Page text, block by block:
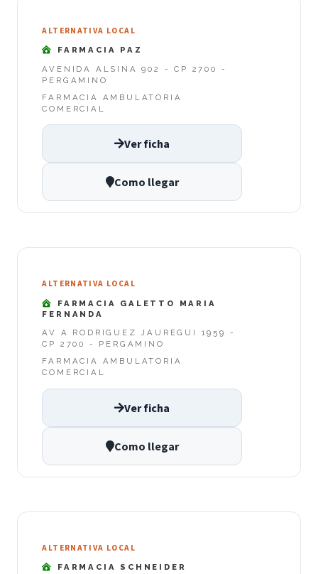
ALTERNATIVA LOCAL
FARMACIA PAZ
AVENIDA ALSINA 902 - CP 2700 -
PERGAMINO
FARMACIA AMBULATORIA
COMERCIAL
Ver ficha
Como llegar
ALTERNATIVA LOCAL
FARMACIA GALETTO MARIA
FERNANDA
AV A RODRIGUEZ JAUREGUI 1959 -
CP 2700 - PERGAMINO
FARMACIA AMBULATORIA
COMERCIAL
Ver ficha
Como llegar
ALTERNATIVA LOCAL
FARMACIA SCHNEIDER